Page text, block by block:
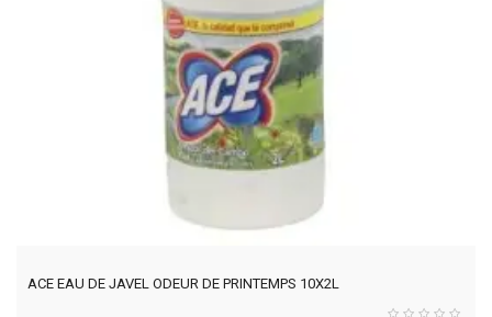
ACE EAU DE JAVEL ODEUR DE PRINTEMPS 10X2L